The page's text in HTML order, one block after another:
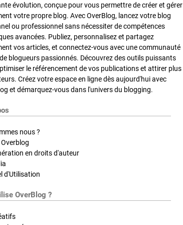
évolution, conçue pour vous permettre de créer et gérer
votre propre blog. Avec OverBlog, lancez votre blog
ou professionnel sans nécessiter de compétences
avancées. Publiez, personnalisez et partagez
vos articles, et connectez-vous avec une communauté
blogueurs passionnés. Découvrez des outils puissants
le référencement de vos publications et attirer plus
Créez votre espace en ligne dès aujourd'hui avec
et démarquez-vous dans l'univers du blogging.
nous ?
en droits d'auteur
d'Utilisation
OverBlog ?